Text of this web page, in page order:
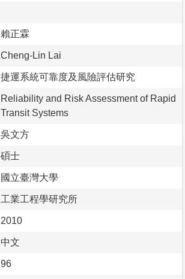
賴正霖
Cheng-Lin Lai
捷運系統可靠度及風險評估研究
Reliability and Risk Assessment of Rapid
Transit Systems
吳文方
碩士
國立臺灣大學
工業工程學研究所
2010
中文
96